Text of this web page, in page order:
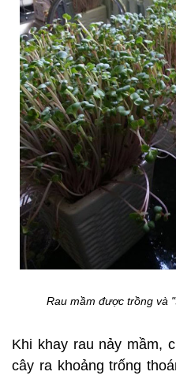
Rau mầm được trồng và
Khi khay rau nảy mầm,
cây ra khoảng trống